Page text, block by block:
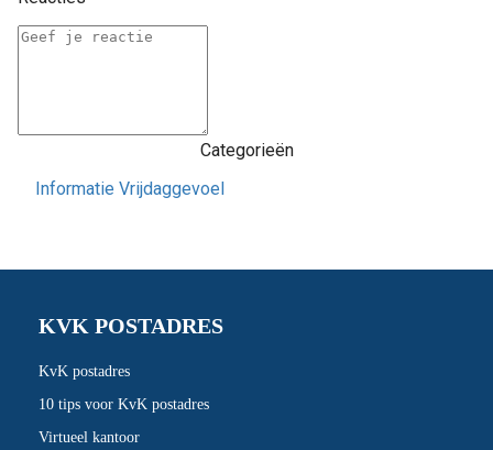
Categorieën
Informatie Vrijdaggevoel
KVK POSTADRES
KvK postadres
10 tips voor KvK postadres
Virtueel kantoor